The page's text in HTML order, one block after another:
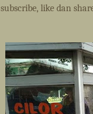
subscribe, like dan